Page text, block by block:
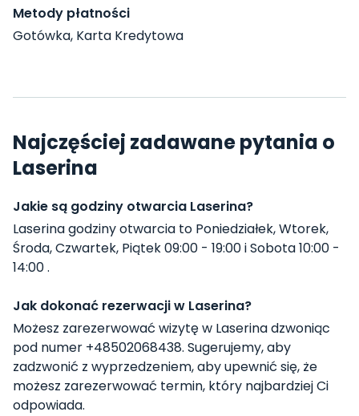
Metody płatności
Gotówka, Karta Kredytowa
Najczęściej zadawane pytania o
Laserina
Jakie są godziny otwarcia Laserina?
Laserina godziny otwarcia to Poniedziałek, Wtorek,
Środa, Czwartek, Piątek 09:00 - 19:00 i Sobota 10:00 -
14:00 .
Jak dokonać rezerwacji w Laserina?
Możesz zarezerwować wizytę w Laserina dzwoniąc
pod numer +48502068438. Sugerujemy, aby
zadzwonić z wyprzedzeniem, aby upewnić się, że
możesz zarezerwować termin, który najbardziej Ci
odpowiada.